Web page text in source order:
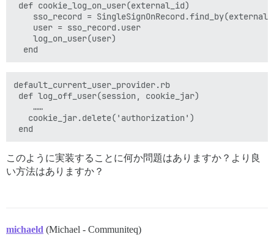
def cookie_log_on_user(external_id)
sso_record =
    user = sso_record.user
    log_on_user(user)
default_current_user_provider.rb
def log_off_user(session, cookie_jar)
    ……
   cookie_jar.delete('authorization')
このように実装することに何か問題はありますか？より良
い方法はありますか？
michaeld (Michael - Communiteq)